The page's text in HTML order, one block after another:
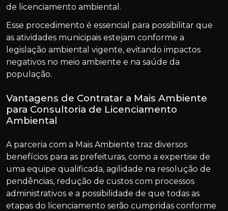
de licenciamento ambiental.
Esse procedimento é essencial para possibilitar que
as atividades municipais estejam conforme a
legislação ambiental vigente, evitando impactos
negativos no meio ambiente e na saúde da
população.
Vantagens de Contratar a Mais Ambiente
para Consultoria de Licenciamento
Ambiental
A parceria com a Mais Ambiente traz diversos
benefícios para as prefeituras, como a expertise de
uma equipe qualificada, agilidade na resolução de
pendências, redução de custos com processos
administrativos e a possibilidade de que todas as
etapas do licenciamento serão cumpridas conforme